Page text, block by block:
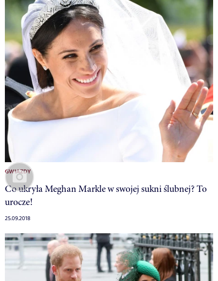
GWIAZDY
Co ukryła Meghan Markle w swojej sukni ślubnej? To
urocze!
25.09.2018